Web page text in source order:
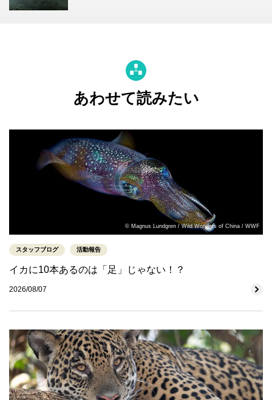
あわせて読みたい
© Magnus Lundgren / Wild Wonders of China / WWF
スタッフブログ 活動報告
イカに10本あるのは「足」じゃない！？
2026/08/07